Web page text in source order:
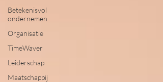
Betekenisvol
ondernemen
Organisatie
TimeWaver
Leiderschap
Maatschappij